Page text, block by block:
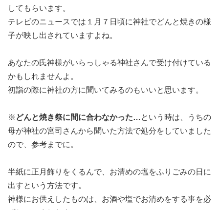
してもらいます。
テレビのニュースでは１月７日頃に神社でどんと焼きの様
子が映し出されていますよね。
あなたの氏神様がいらっしゃる神社さんで受け付けている
かもしれませんよ。
初詣の際に神社の方に聞いてみるのもいいと思います。
※ どんと焼き祭に間に合わなかった…という時は、うちの
母が神社の宮司さんから聞いた方法で処分をしていました
ので、参考までに。
半紙に正月飾りをくるんで、お清めの塩をふりごみの日に
出すという方法です。
神様にお供えしたものは、お酒や塩でお清めをする事を必